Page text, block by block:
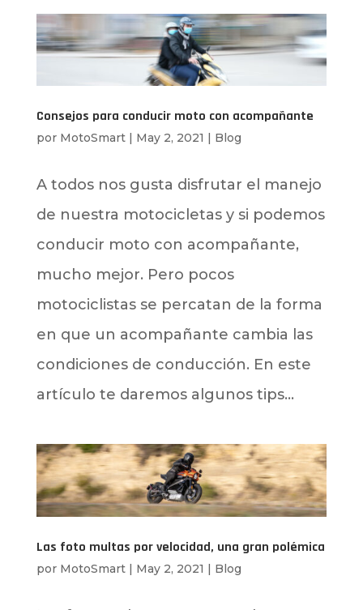
Consejos para conducir moto con acompañante
por MotoSmart| May 2, 2021 | Blog
A todos nos gusta disfrutar el manejo
de nuestra motocicletas y si podemos
conducir moto con acompañante,
mucho mejor. Pero pocos
motociclistas se percatan de la forma
en que un acompañante cambia las
condiciones de conducción. En este
artículo te daremos algunos tips...
Las foto multas por velocidad, una gran polémica
por MotoSmart| May 2, 2021 | Blog